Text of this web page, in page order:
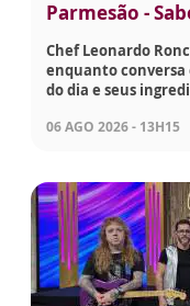
Parmesão -
Chef Leonardo
enquanto conversa
do dia e seus
06 AGO 2026 - 13H15